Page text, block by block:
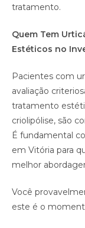
tratamento.
Quem Tem
Estéticos no
Pacientes com
avaliação
tratamento
criolipólise, são
É fundamental
em Vitória para
melhor
Você
este é o